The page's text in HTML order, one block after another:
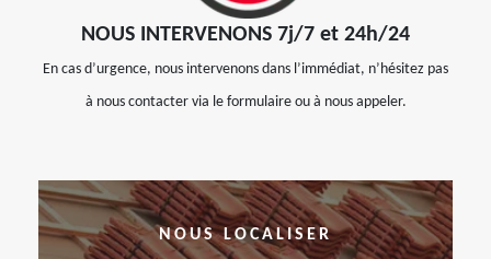
NOUS INTERVENONS 7j/7 et 24h/24
En cas d’urgence, nous intervenons dans l’immédiat, n’hésitez pas
à nous contacter via le formulaire ou à nous appeler.
NOUS LOCALISER